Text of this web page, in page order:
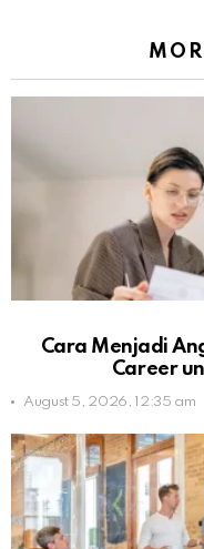
Cara Menjadi
Career
August 5, 2026, 12:35 am